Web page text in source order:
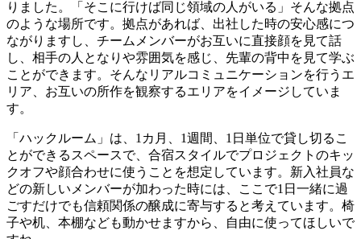
りました。「そこに行けば同じ領域の人がいる」そんな拠点
のような場所です。拠点があれば、出社した時の安心感につ
ながりますし、チームメンバーがお互いに直接顔を見て話
し、相手の人となりや雰囲気を感じ、先輩の背中を見て学ぶ
ことができます。そんなリアルコミュニケーションを行うエ
リア、お互いの所作を観察するエリアをイメージしていま
す。
「ハックルーム」は、1カ月、1週間、1日単位で貸し切るこ
とができるスペースで、合宿スタイルでプロジェクトのキッ
クオフや顔合わせに使うことを想定しています。新入社員な
どの新しいメンバーが加わった時には、ここで1日一緒に過
ごすだけでも信頼関係の醸成に寄与すると考えています。椅
子や机、本棚なども動かせますから、自由に使ってほしいで